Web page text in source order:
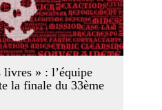
» : l’équipe
la finale du 33ème